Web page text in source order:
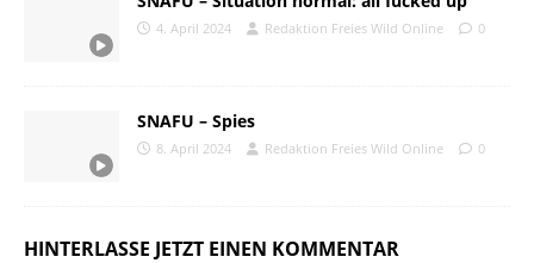
4. April 2024 Redaktion Freies Wild Online 0
SNAFU – Spies
8. April 2024 Redaktion Freies Wild Online 0
HINTERLASSE JETZT EINEN KOMMENTAR